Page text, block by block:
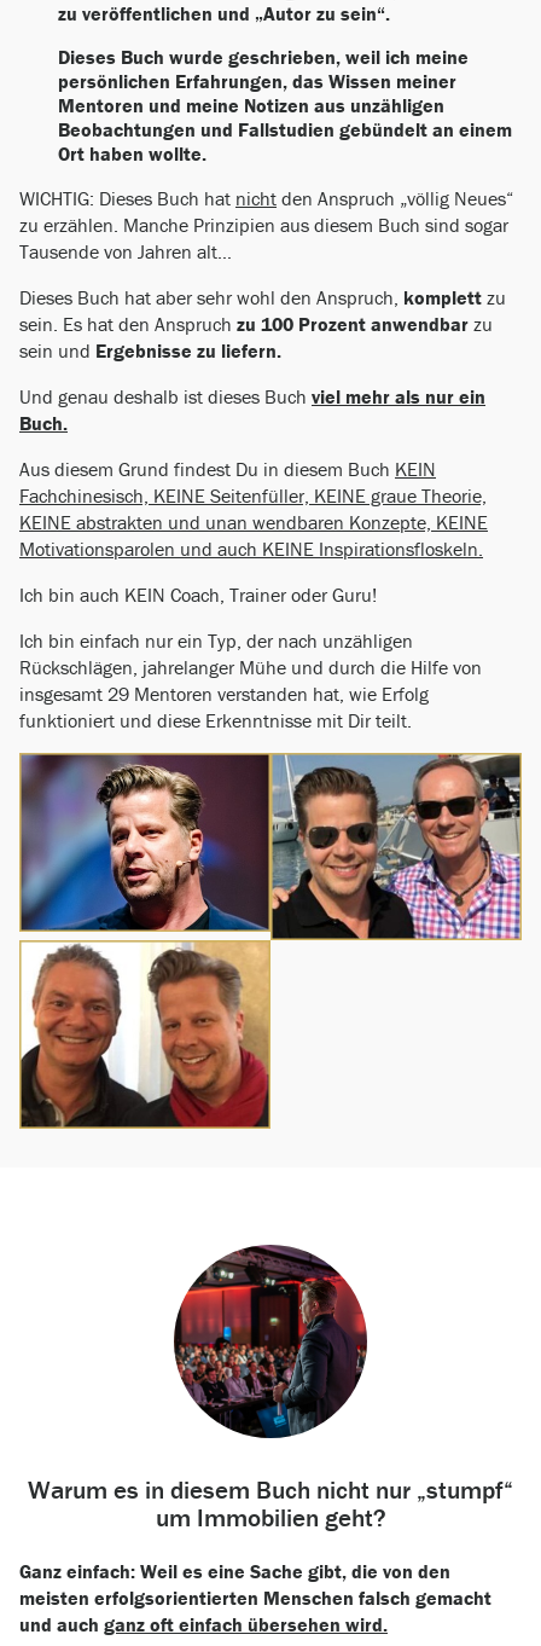
zu veröffentlichen und „Autor zu sein“.
Dieses Buch wurde geschrieben, weil ich meine
persönlichen Erfahrungen, das Wissen meiner
Mentoren und meine Notizen aus unzähligen
Beobachtungen und Fallstudien gebündelt an einem
Ort haben wollte.
WICHTIG: Dieses Buch hat nicht den Anspruch „völlig Neues“
zu erzählen. Manche Prinzipien aus diesem Buch sind sogar
Tausende von Jahren alt…
Dieses Buch hat aber sehr wohl den Anspruch, komplett zu
sein. Es hat den Anspruch zu 100 Prozent anwendbar zu
sein und Ergebnisse zu liefern.
Und genau deshalb ist dieses Buch viel mehr als nur ein
Buch.
Aus diesem Grund findest Du in diesem Buch KEIN
Fachchinesisch, KEINE Seitenfüller, KEINE graue Theorie,
KEINE abstrakten und unan wendbaren Konzepte, KEINE
Motivationsparolen und auch KEINE Inspirationsfloskeln.
Ich bin auch KEIN Coach, Trainer oder Guru!
Ich bin einfach nur ein Typ, der nach unzähligen
Rückschlägen, jahrelanger Mühe und durch die Hilfe von
insgesamt 29 Mentoren verstanden hat, wie Erfolg
funktioniert und diese Erkenntnisse mit Dir teilt.
Warum es in diesem Buch nicht nur „stumpf“
um Immobilien geht?
Ganz einfach: Weil es eine Sache gibt, die von den
meisten erfolgsorientierten Menschen falsch gemacht
und auch ganz oft einfach übersehen wird.